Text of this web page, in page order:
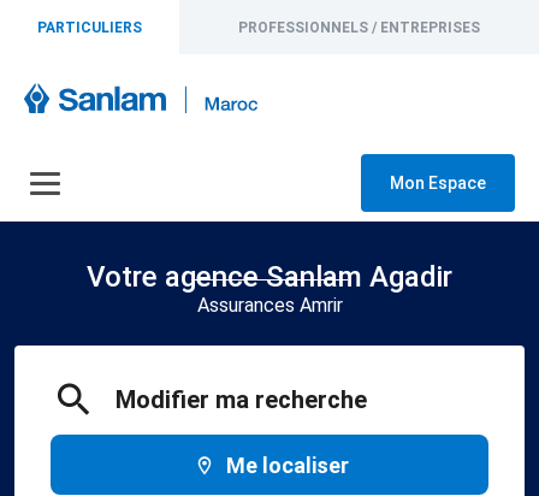
PARTICULIERS PROFESSIONNELS / ENTREPRISES
Mon Espace
Votre agence Sanlam Agadir
Assurances Amrir
Modifier ma recherche
Me localiser